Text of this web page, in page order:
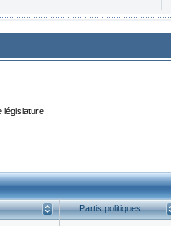
législature
Partis politiques